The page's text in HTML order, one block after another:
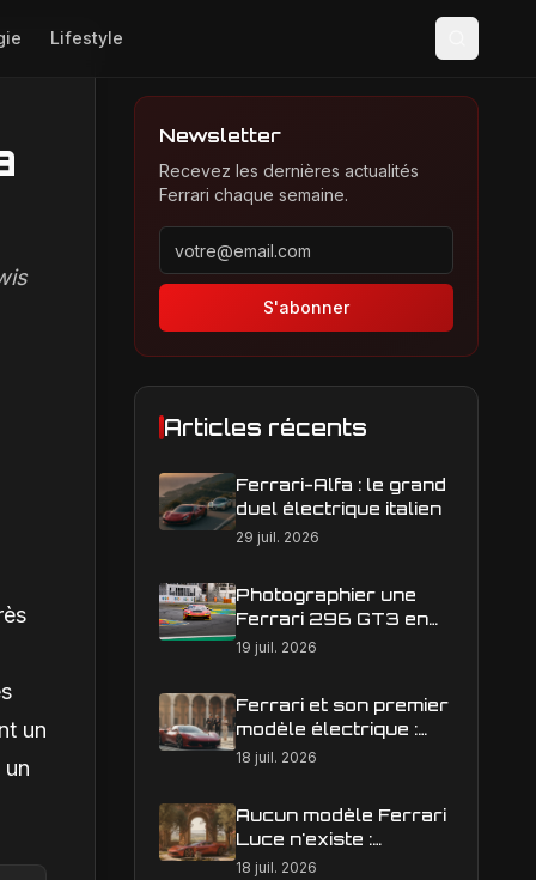
Lifestyle
un
Newsletter
Recevez les dernières actualités
Ferrari chaque semaine.
Adresse email pour la newsletter
S'abonner
Articles récents
Ferrari-Alfa : le grand
duel électrique italien
29 juil. 2026
Photographier une
Ferrari 296 GT3 en
action : construire une
19 juil. 2026
Ferrari et son premier
modèle électrique :
calendrier de
18 juil. 2026
Aucun modèle Ferrari
Luce n'existe :
clarification sur les
18 juil. 2026